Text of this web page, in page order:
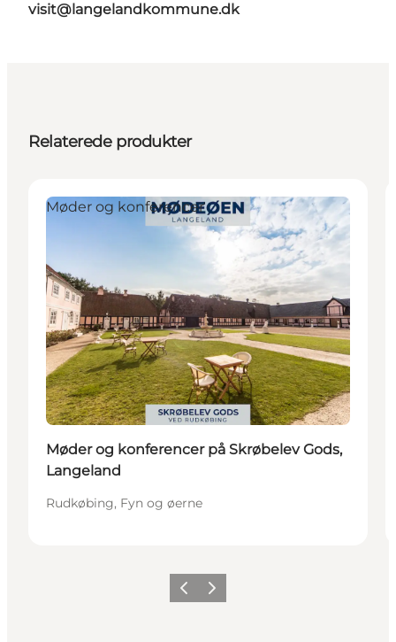
visit@langelandkommune.dk
Relaterede produkter
Møder og konferencer
Møder og konferencer på Skrøbelev Gods,
Langeland
Rudkøbing, Fyn og øerne
ForrigeNæste